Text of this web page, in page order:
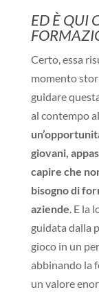
ED È QUI
Certo, essa
momento
guidare
al contempo
giovani,
capire che
bisogno di
aziende. E la
guidata dalla
gioco in un
abbinando la
un valore